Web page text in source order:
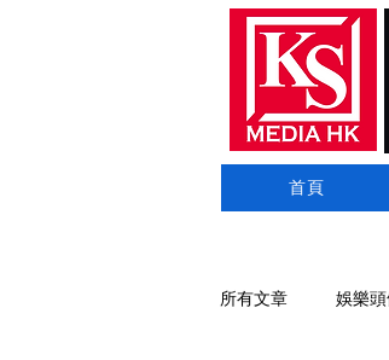
首頁
所有文章 娛樂